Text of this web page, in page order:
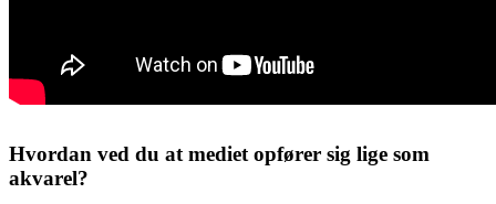
Hvordan ved du at mediet opfører sig lige som
akvarel?